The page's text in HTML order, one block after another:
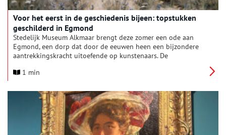
Voor het eerst in de geschiedenis bijeen: topstukken
geschilderd in Egmond
Stedelijk Museum Alkmaar brengt deze zomer een ode aan
Egmond, een dorp dat door de eeuwen heen een bijzondere
aantrekkingskracht uitoefende op kunstenaars. De
tot kunstenaarsdorp’ onthult hoe deze bijzondere plek
gerenommeerde meesters uit de zeventiende eeuw tot de
Amerikaanse schilders eind negentiende eeuw die Egmond
internationaal op de kaart zetten.
1 min